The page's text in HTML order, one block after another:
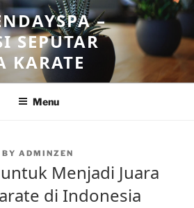
–
SEPUTAR
KARATE
Menu
BY ADMINZEN
Menjadi Juara
di Indonesia